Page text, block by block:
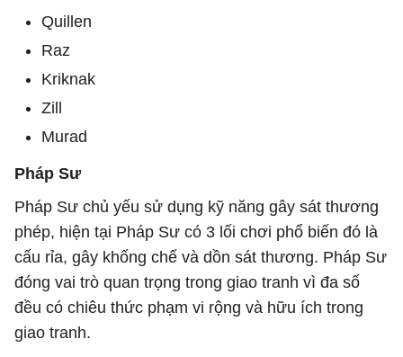
Quillen
Raz
Kriknak
Zill
Murad
Pháp Sư
Pháp Sư chủ yếu sử dụng kỹ năng gây sát thương
phép, hiện tại Pháp Sư có 3 lối chơi phổ biến đó là
cấu rỉa, gây khống chế và dồn sát thương. Pháp Sư
đóng vai trò quan trọng trong giao tranh vì đa số
đều có chiêu thức phạm vi rộng và hữu ích trong
giao tranh.